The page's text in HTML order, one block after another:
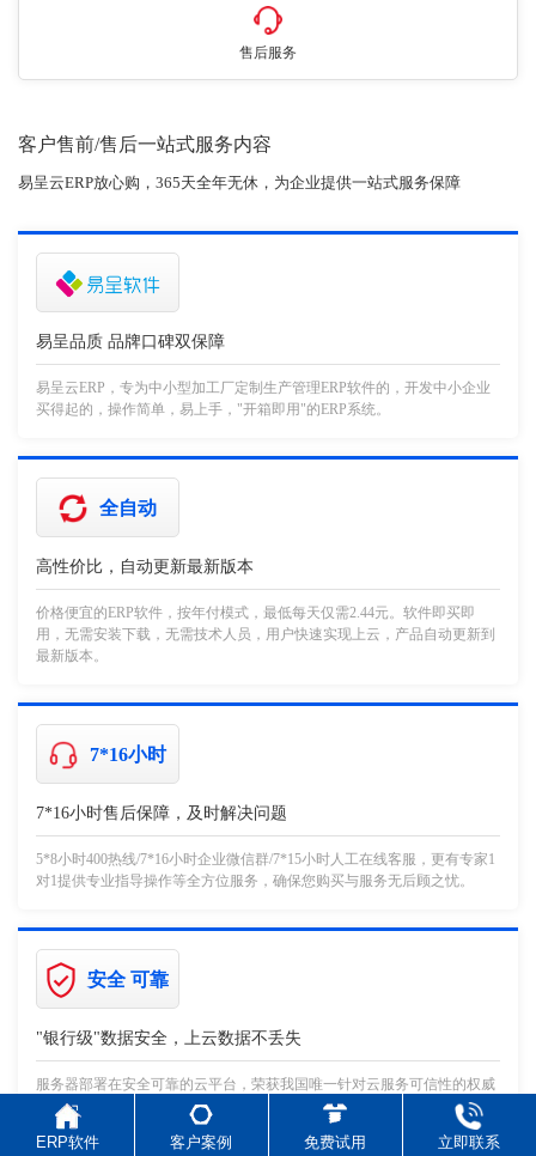
售后服务
客户售前/售后一站式服务内容
易呈云ERP放心购，365天全年无休，为企业提供一站式服务保障
易呈品质 品牌口碑双保障
易呈云ERP，专为中小型加工厂定制生产管理ERP软件的，开发中小企业
买得起的，操作简单，易上手，"开箱即用"的ERP系统。
全自动
高性价比，自动更新最新版本
价格便宜的ERP软件，按年付模式，最低每天仅需2.44元。软件即买即
用，无需安装下载，无需技术人员，用户快速实现上云，产品自动更新到
最新版本。
7*16小时
7*16小时售后保障，及时解决问题
5*8小时400热线/7*16小时企业微信群/7*15小时人工在线客服，更有专家1
对1提供专业指导操作等全方位服务，确保您购买与服务无后顾之忧。
安全 可靠
"银行级"数据安全，上云数据不丢失
服务器部署在安全可靠的云平台，荣获我国唯一针对云服务可信性的权威
认证体系。
ERP软件 客户案例 免费试用 立即联系